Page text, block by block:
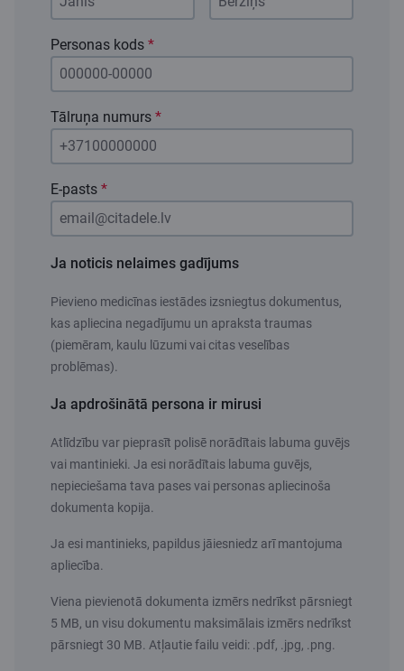
Personas kods *
Tālruņa numurs *
E-pasts *
Ja noticis nelaimes gadījums
Pievieno medicīnas iestādes izsniegtus dokumentus,
kas apliecina negadījumu un apraksta traumas
(piemēram, kaulu lūzumi vai citas veselības
problēmas).
Ja apdrošinātā persona ir mirusi
Atlīdzību var pieprasīt polisē norādītais labuma guvējs
vai mantinieki. Ja esi norādītais labuma guvējs,
nepieciešama tava pases vai personas apliecinoša
dokumenta kopija.
Ja esi mantinieks, papildus jāiesniedz arī mantojuma
apliecība.
Viena pievienotā dokumenta izmērs nedrīkst pārsniegt
5 MB, un visu dokumentu maksimālais izmērs nedrīkst
pārsniegt 30 MB. Atļautie failu veidi: .pdf, .jpg, .png.